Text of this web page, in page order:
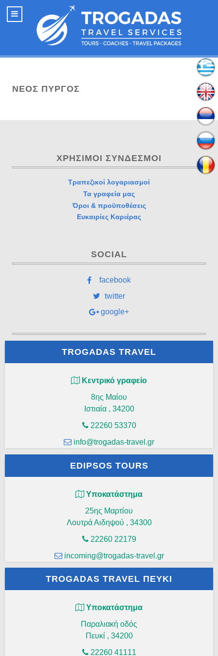
ΝΈΟΣ ΠΎΡΓΟΣ
ΧΡΉΣΙΜΟΙ ΣΎΝΔΕΣΜΟΙ
Τραπεζικοί λογαριασμοί
Τα γραφεία μας
Όροι & προϋποθέσεις
Ευκαιρίες Καριέρας
SOCIAL
facebook
twitter
google+
TROGADAS TRAVEL
Κεντρικό γραφείο
8ης Μαίου
Ιστιαία , 34200
22260 53370
info@trogadas-travel.gr
EDIPSOS TOURS
Υποκατάστημα
25ης Μαρτίου
Λουτρά Αιδηψού , 34300
22260 22179
incoming@trogadas-travel.gr
TROGADAS TRAVEL ΠΕΥΚΊ
Υποκατάστημα
Παραλιακή οδός
Πευκί , 34200
22260 41111